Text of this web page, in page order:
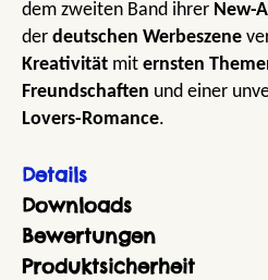
dem zweiten Band ihrer New-
der deutschen Werbeszene
Kreativität mit ernsten
Freundschaften und einer
Lovers-Romance.
Details
Downloads
Bewertungen
Produktsicherheit